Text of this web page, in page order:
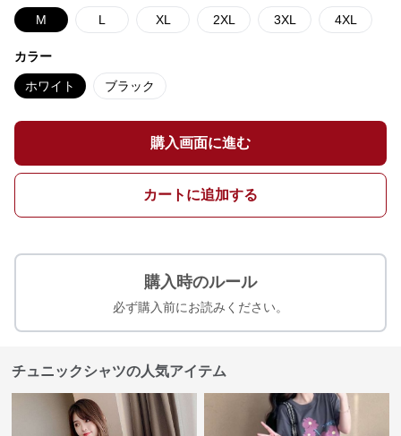
M L XL 2XL 3XL 4XL
カラー
ホワイト ブラック
購入画面に進む
カートに追加する
購入時のルール
必ず購入前にお読みください。
チュニックシャツの人気アイテム